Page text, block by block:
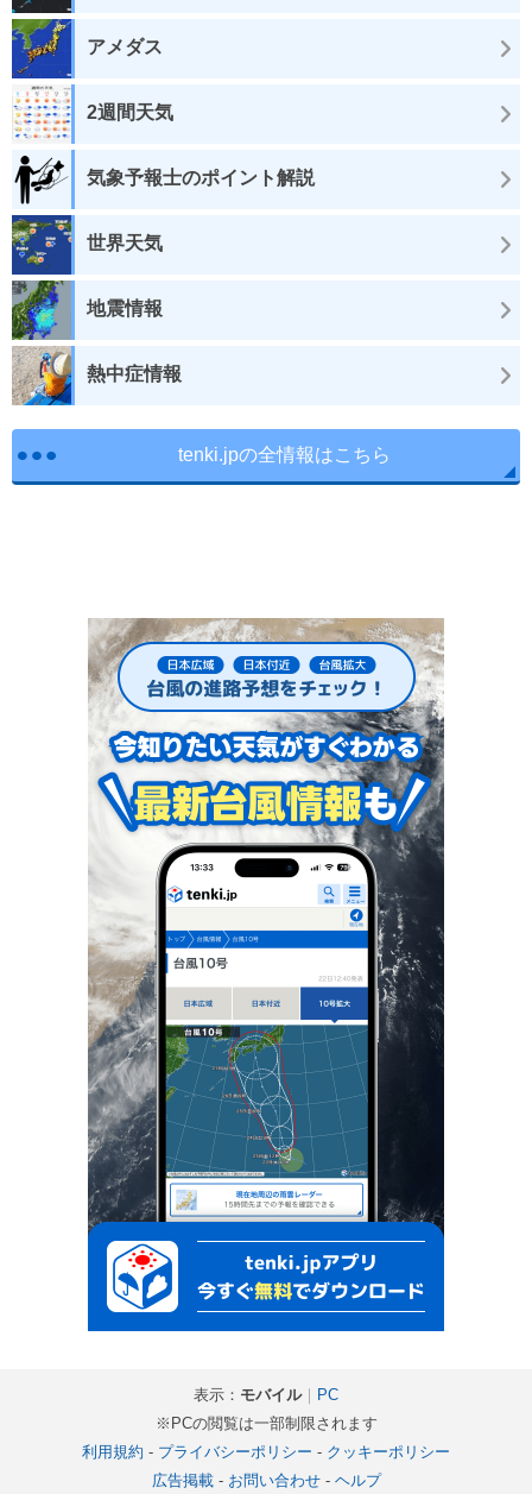
アメダス
2週間天気
気象予報士のポイント解説
世界天気
地震情報
熱中症情報
tenki.jpの全情報はこちら
表示： モバイル｜ PC
※PCの閲覧は一部制限されます
利用規約 - プライバシーポリシー - クッキーポリシー
広告掲載- お問い合わせ- ヘルプ